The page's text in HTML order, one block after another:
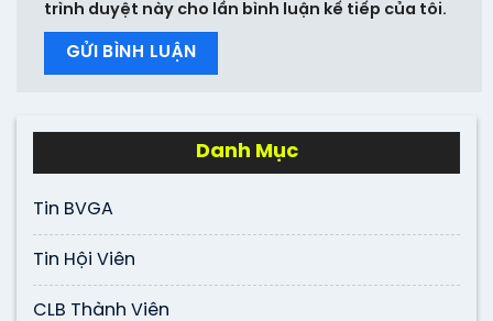
trình duyệt này cho lần bình luận kế tiếp của tôi.
Danh Mục
Tin BVGA
Tin Hội Viên
CLB Thành Viên